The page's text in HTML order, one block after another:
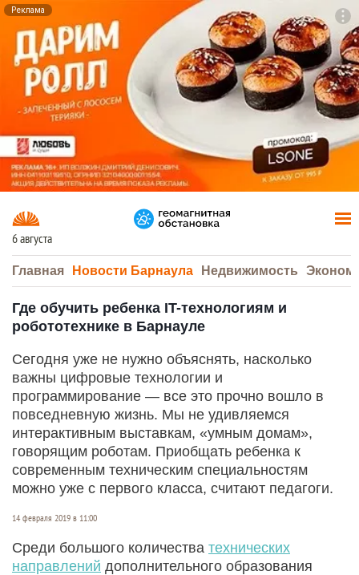
Реклама
6 августа
Главная Новости Барнаула Недвижимость
Где обучить ребенка IT-технологиям и
робототехнике в Барнауле
Сегодня уже не нужно объяснять, насколько
важны цифровые технологии и
программирование — все это прочно вошло в
повседневную жизнь. Мы не удивляемся
интерактивным выставкам, «умным домам»,
говорящим роботам. Приобщать ребенка к
современным техническим специальностям
можно уже с первого класса, считают педагоги.
14 февраля 2019 в 11:00
Среди большого количества технических
направлений дополнительного образования